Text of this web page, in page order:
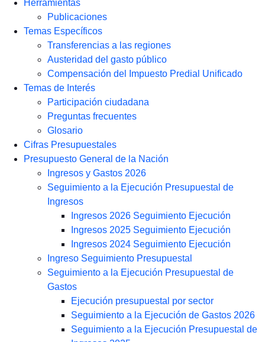
Herramientas
Publicaciones
Temas Específicos
Transferencias a las regiones
Austeridad del gasto público
Compensación del Impuesto Predial Unificado
Temas de Interés
Participación ciudadana
Preguntas frecuentes
Glosario
Cifras Presupuestales
Presupuesto General de la Nación
Ingresos y Gastos 2026
Seguimiento a la Ejecución Presupuestal de
Ingresos
Ingresos 2026 Seguimiento Ejecución
Ingresos 2025 Seguimiento Ejecución
Ingresos 2024 Seguimiento Ejecución
Ingreso Seguimiento Presupuestal
Seguimiento a la Ejecución Presupuestal de
Gastos
Ejecución presupuestal por sector
Seguimiento a la Ejecución de Gastos 2026
Seguimiento a la Ejecución Presupuestal de